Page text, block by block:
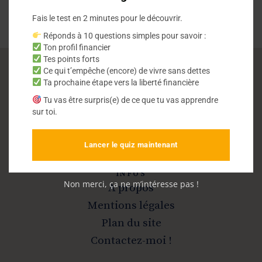
Vivre sans dettes
INFOS
A propos
Mentions légales
Plan du site
Contactez-moi !
Fais le test en 2 minutes pour le découvrir.
Réponds à 10 questions simples pour savoir :
Ton profil financier
Tes points forts
Ce qui t’empêche (encore) de vivre sans dettes
Ta prochaine étape vers la liberté financière
Tu vas être surpris(e) de ce que tu vas apprendre
sur toi.
Lancer le quiz maintenant
Non merci, ça ne m’intéresse pas !